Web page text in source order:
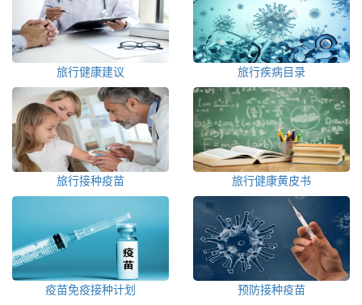
旅行健康建议 旅行疾病目录
旅行接种疫苗 旅行健康黄皮书
疫苗免疫接种计划 预防接种疫苗